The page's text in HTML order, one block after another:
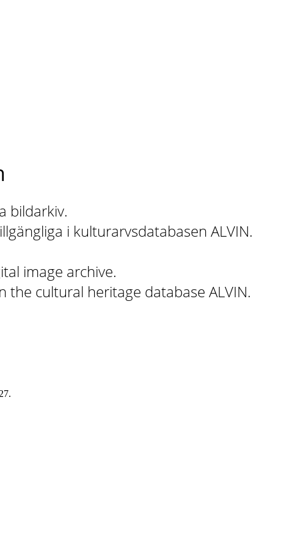
bildarkiv.
i kulturarvsdatabasen ALVIN.
image archive.
the cultural heritage database ALVIN.